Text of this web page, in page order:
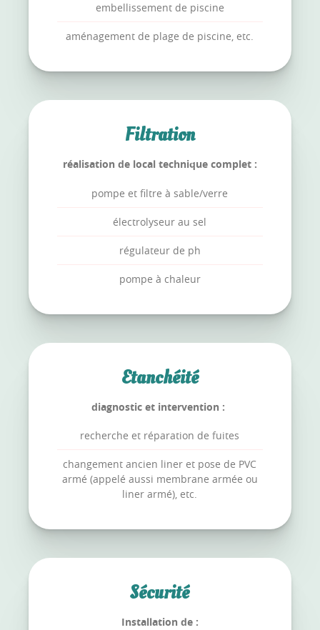
embellissement de piscine
aménagement de plage de piscine, etc.
Filtration
réalisation de local technique complet :
pompe et filtre à sable/verre
électrolyseur au sel
régulateur de ph
pompe à chaleur
Etanchéité
diagnostic et intervention :
recherche et réparation de fuites
changement ancien liner et pose de PVC
armé (appelé aussi membrane armée ou
liner armé), etc.
Sécurité
Installation de :